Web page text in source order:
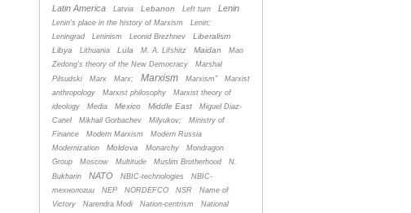
Latin America Latvia Lebanon Left turn Lenin
Lenin's place in the history of Marxism
Lenin;
Leningrad
Leninism Leonid Brezhnev
Liberalism
Libya
Lithuania Lula M. A. Lifshitz Maidan
Mao
Zedong's theory of the New Democracy
Marshal
Pilsudski
Marx Marx; Marxism Marxism”
Marxist
anthropology
Marxist philosophy
Marxist theory of
ideology
Media Mexico Middle East
Miguel Diaz-
Canel
Mikhail Gorbachev Milyukov;
Ministry of
Finance
Modern Marxism
Modern Russia
Modernization
Moldova Monarchy
Mondragon
Group
Moscow Multitude Muslim Brotherhood
N.
Bukharin
NATO NBIC-technologies
NBIC-
технологии
NEP NORDEFCO NSR
Name of
Victory
Narendra Modi Nation-centrism
National